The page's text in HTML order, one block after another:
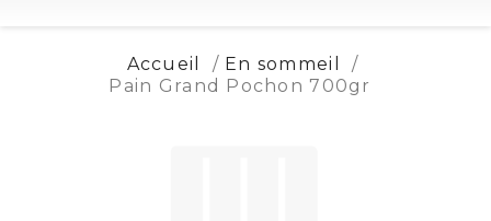
Accueil
En sommeil
Pain Grand Pochon 700gr